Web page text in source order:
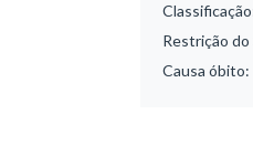
Restrição do
Causa óbito: